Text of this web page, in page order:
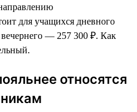
для учащихся дневного
вечернего — 257 300 ₽. Как
относятся